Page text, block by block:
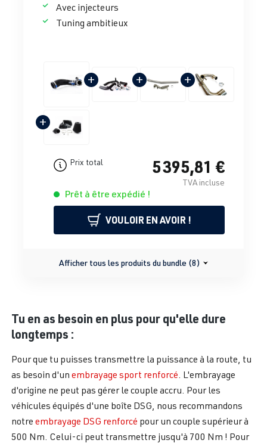
Avec injecteurs
Tuning ambitieux
+ + +
+
Prix total 5 395,81 €
TVA incluse
Prêt à être expédié !
VOULOIR EN AVOIR !
Afficher tous les produits du bundle (8)
Tu en as besoin en plus pour qu'elle dure
longtemps :
Pour que tu puisses transmettre la puissance à la route, tu
as besoin d'un embrayage sport renforcé . L'embrayage
d'origine ne peut pas gérer le couple accru. Pour les
véhicules équipés d'une boîte DSG, nous recommandons
notre embrayage DSG renforcé pour un couple supérieur à
500 Nm. Celui-ci peut transmettre jusqu'à 700 Nm ! Pour